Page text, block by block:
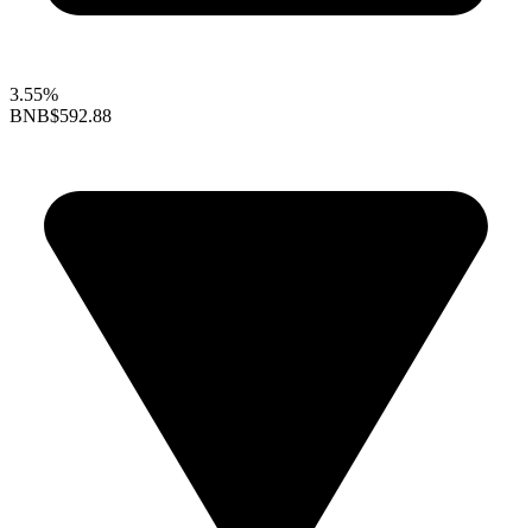
3.55%
BNB$592.88